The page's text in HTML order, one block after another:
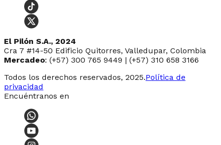
El Pilón S.A., 2024
Cra 7 #14-50 Edificio Quitorres, Valledupar, Colombia
Mercadeo: (+57) 300 765 9449 | (+57) 310 658 3166
Todos los derechos reservados, 2025.Política de
privacidad
Encuéntranos en